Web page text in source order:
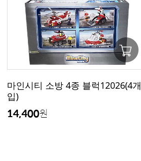
마인시티 소방 4종 블럭12026(4개
입)
14,400원